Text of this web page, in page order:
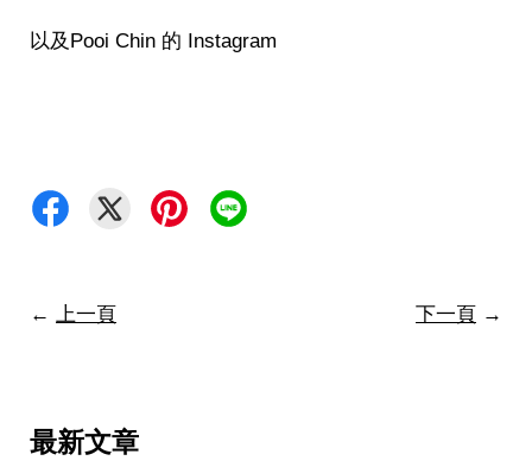
以及Pooi Chin 的 Instagram
← 上一頁 下一頁 →
最新文章